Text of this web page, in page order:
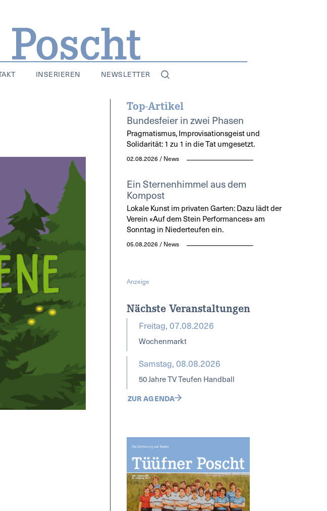
INSERIEREN NEWSLETTER
Top-Artikel
Bundesfeier in zwei Phasen
Pragmatismus, Improvisationsgeist und
Solidarität: 1 zu 1 in die Tat umgesetzt.
02.08.2026 / News
Ein Sternenhimmel aus dem
Kompost
Lokale Kunst im privaten Garten: Dazu lädt der
Verein «Auf dem Stein Performances» am
Sonntag in Niederteufen ein.
05.08.2026 / News
Anzeige
Nächste Veranstaltungen
Freitag, 07.08.2026
Wochenmarkt
Samstag, 08.08.2026
50 Jahre TV Teufen Handball
ZUR AGENDA